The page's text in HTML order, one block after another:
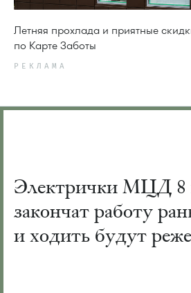
Летняя прохлада и приятные
по Карте Заботы
РЕКЛАМА
Электрички МЦД 8
закончат работу
и ходить будут реже